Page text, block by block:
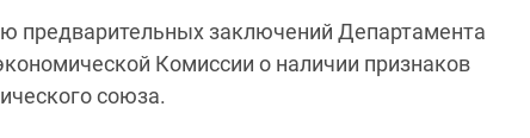
предварительных заключений Департамента
Комиссии о наличии признаков
союза.